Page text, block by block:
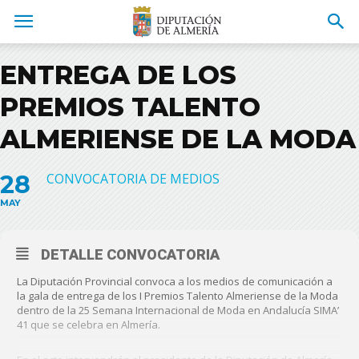
ENTREGA DE LOS
PREMIOS TALENTO
ALMERIENSE DE LA MODA
28
MAY
CONVOCATORIA DE MEDIOS
DETALLE CONVOCATORIA
La Diputación Provincial convoca a los medios de comunicación a
la gala de entrega de los I Premios Talento Almeriense de la Moda
dentro de la 25 Semana Internacional de Moda en Andalucía SIMA’
41 que se celebra en Almería.